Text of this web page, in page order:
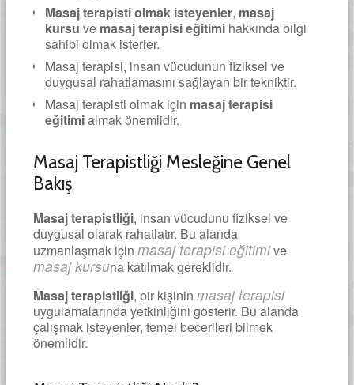
Masaj terapisti olmak isteyenler, masaj
kursu ve masaj terapisi eğitimihakkında bilgi
sahibi olmak isterler.
Masaj terapisi, insan vücudunun fiziksel ve
duygusal rahatlamasını sağlayan bir tekniktir.
Masaj terapisti olmak için masaj terapisi
eğitimialmak önemlidir.
Masaj Terapistliği Mesleğine Genel
Bakış
Masaj terapistliği, insan vücudunu fiziksel ve
duygusal olarak rahatlatır. Bu alanda
uzmanlaşmak için masaj terapisi eğitimive
masaj kursuna katılmak gereklidir.
Masaj terapistliği, bir kişinin masaj terapisi
uygulamalarında yetkinliğini gösterir. Bu alanda
çalışmak isteyenler, temel becerileri bilmek
önemlidir.